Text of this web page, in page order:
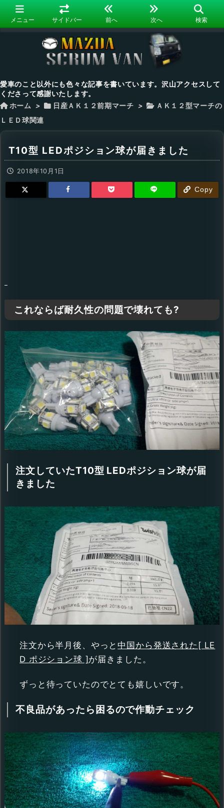
メニュー サイドバー 前へ 次へ 検索
愛車のこと以外にも色々な記事を書いています。沢山アクセスして
くださって感謝いたします。
ホーム > 日産ＡＫ１２前期マーチ >
ＡＫ１２型マーチの
ＬＥＤ球関連
T10型 LEDポジション球が届きました
2018年10月1日
Copy
これならば耐久性の問題で壊れても?
注文していたT10型 LEDポジション球が届
きました
注文から半月後、やっと 中国から発送された[ LE
D ポジション球 ]が届きました。
ずっと待っていたのでとても嬉しいです。
不良品があったら困るので作動チェック